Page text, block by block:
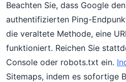
Beachten Sie, dass Google
authentifizierten Ping-
die veraltete Methode, eine
funktioniert. Reichen Sie
Console oder robots.txt ein.
Sitemaps, indem es sofortige